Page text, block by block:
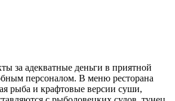
за адекватные деньги в приятной
персоналом. В меню ресторана
рыба и крафтовые версии суши,